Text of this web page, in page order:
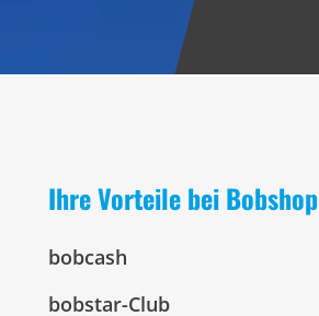
Ihre Vorteile bei Bobshop
bobcash
bobstar-Club